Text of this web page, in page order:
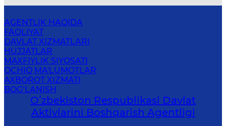
AGENTLIK HAQIDA
FAOLIYAT
DAVLAT XIZMATLARI
HUJJATLAR
MAXFIYLIK SIYOSATI
OCHIQ MA'LUMOTLAR
AXBOROT XIZMATI
BOG‘LANISH
Oʻzbekiston Respublikasi Davlat
Aktivlarini Boshqarish Agentligi